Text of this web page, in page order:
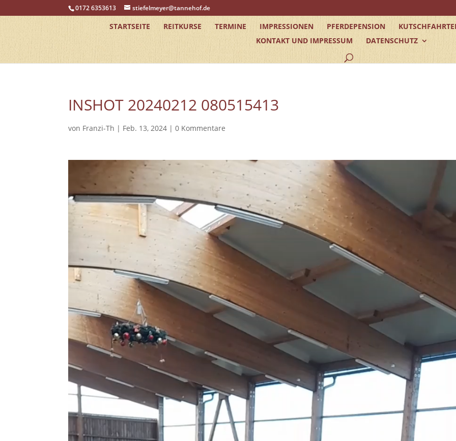
0172 6353613 stiefelmeyer@tannehof.de
STARTSEITE REITKURSE TERMINE IMPRESSIONEN PFERDEPENSION
KONTAKT UND IMPRESSUM
DATENSCHUTZ
INSHOT 20240212 080515413
von Franzi-Th | Feb. 13, 2024 |0 Kommentare